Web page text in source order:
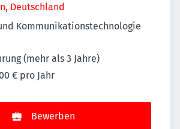
Deutschland
Kommunikationstechnologie
(mehr als 3 Jahre)
€ pro Jahr
Bewerben